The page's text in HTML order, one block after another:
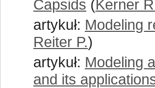
Capsids (Kerner
artykuł: Modeling
Reiter P.)
artykuł: Modeling
and its